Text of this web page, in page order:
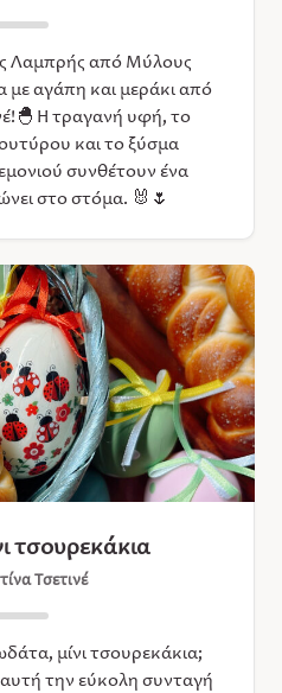
Λαμπρής από Μύλους
με αγάπη και μεράκι από
Η τραγανή υφή, το
και τo ξύσμα
συνθέτουν ένα
στο στόμα. 🐰🌷
τσουρεκάκια
Τσετινέ
μίνι τσουρεκάκια;
την εύκολη συνταγή